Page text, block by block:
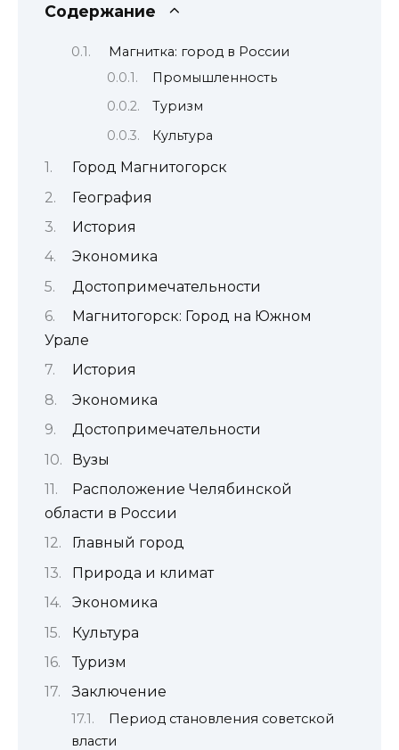
Содержание
Магнитка: город в России
Промышленность
Туризм
Культура
Город Магнитогорск
География
История
Экономика
Достопримечательности
Магнитогорск: Город на Южном
Урале
История
Экономика
Достопримечательности
Вузы
Расположение Челябинской
области в России
Главный город
Природа и климат
Экономика
Культура
Туризм
Заключение
Период становления советской
власти